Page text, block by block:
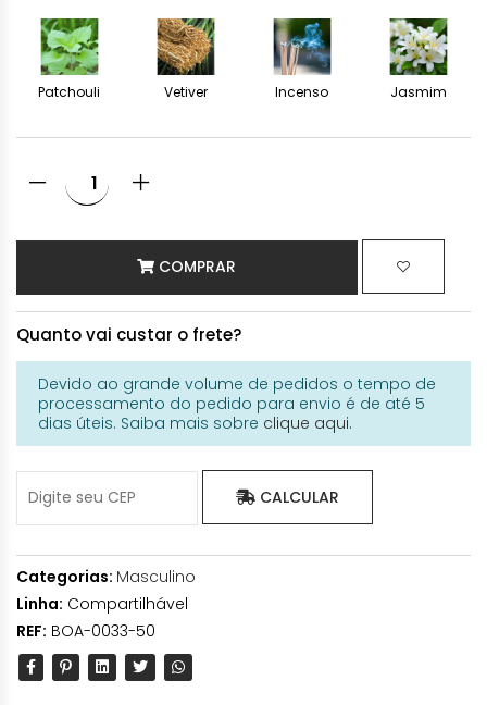
Patchouli Vetiver Incenso Jasmim
COMPRAR
Quanto vai custar o frete?
Devido ao grande volume de pedidos o tempo de
processamento do pedido para envio é de até 5
dias úteis. Saiba mais sobre clique aqui.
CALCULAR
Categorias: Masculino
Linha: Compartilhável
REF: BOA-0033-50